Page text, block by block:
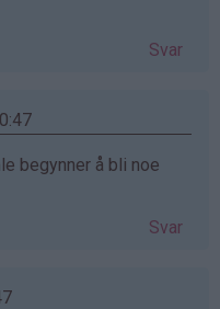
Svar
begynner å bli noe
Svar